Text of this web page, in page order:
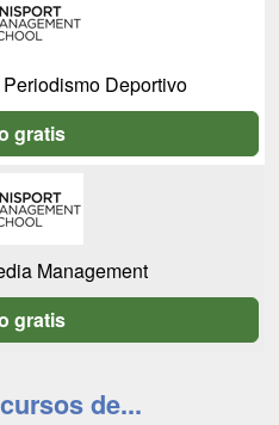
Deportivo
gratis
Management
gratis
de...